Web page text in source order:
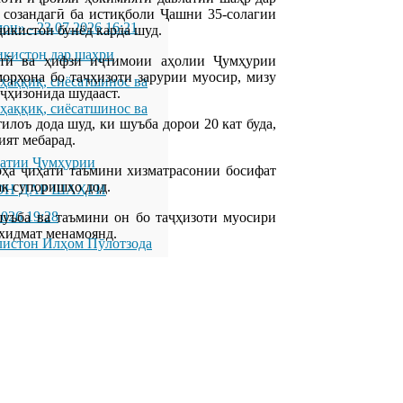
-23.07.2026 16:21
дар шаҳри
сиёсатшинос ва
сиёсатшинос ва
Ҷумҳурии
ДАР ШАҲРИ
19:28
Илҳом Пӯлотзода
ба истиқболи Ҷашни 35-солагии
бунёд карда шуд.
ва ҳифзи иҷтимоии аҳолии Ҷумҳурии
бо таҷҳизоти зарурии муосир, мизу
шудааст.
дода шуд, ки шуъба дорои 20 кат буда,
мебарад.
ҷиҳати таъмини хизматрасонии босифат
супоришҳо дод.
ва таъмини он бо таҷҳизоти муосири
менамоянд.